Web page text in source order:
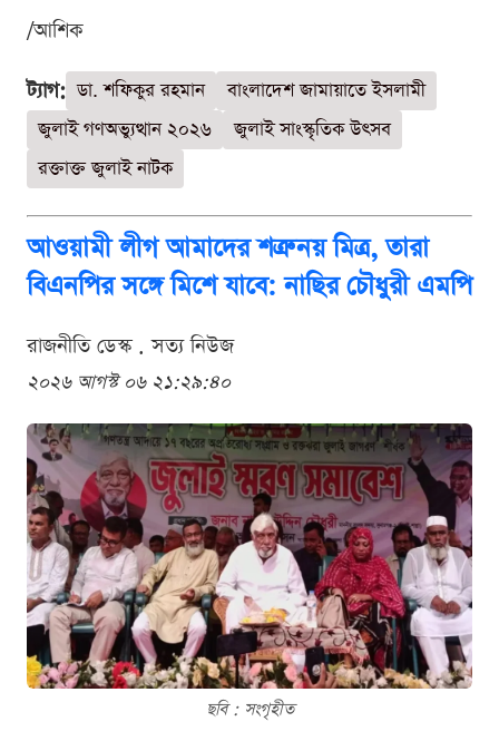
/আশিক
ট্যাগ: ডা. শফিকুর রহমান
বাংলাদেশ জামায়াতে ইসলামী
জুলাই গণঅভ্যুত্থান ২০২৬
জুলাই সাংস্কৃতিক উৎসব
রক্তাক্ত জুলাই নাটক
আওয়ামী লীগ আমাদের শত্রু নয় মিত্র, তারা
বিএনপির সঙ্গে মিশে যাবে: নাছির চৌধুরী এমপি
রাজনীতি ডেস্ক . সত্য নিউজ
২০২৬ আগস্ট ০৬ ২১:২৯:৪০
ছবি : সংগৃহীত